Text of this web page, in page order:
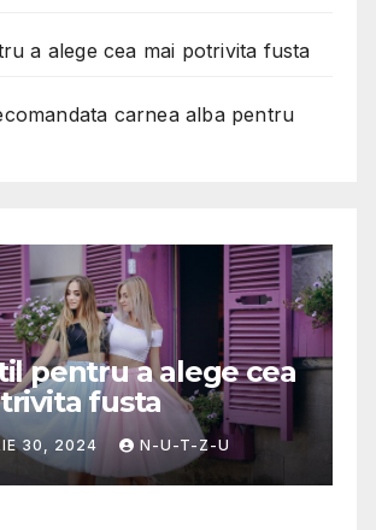
a alege cea mai potrivita fusta
carnea alba pentru
pentru a alege cea
fusta
30, 2024 N-U-T-Z-U